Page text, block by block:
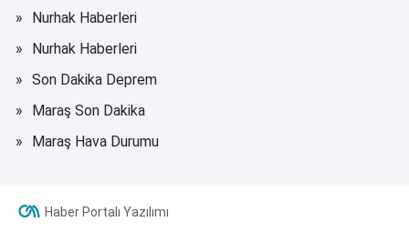
Nurhak Haberleri
Nurhak Haberleri
Son Dakika Deprem
Maraş Son Dakika
Maraş Hava Durumu
Haber Portalı Yazılımı